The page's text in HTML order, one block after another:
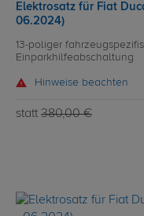
Elektrosatz für Fiat
06.2024)
13-poliger
Einparkhilfeabschaltung
Hinweise beachten
statt 380,00 €